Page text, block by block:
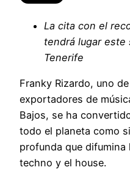
La cita con el
tendrá lugar este
Tenerife
Franky Rizardo, uno
exportadores de
Bajos, se ha
todo el planeta como
profunda que
techno y el house.